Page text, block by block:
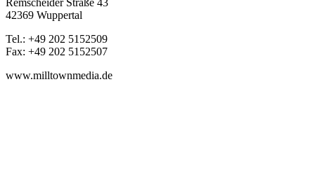
Remscheider Straße 43
42369 Wuppertal
Tel.: +49 202 5152509
Fax: +49 202 5152507
www.milltownmedia.de